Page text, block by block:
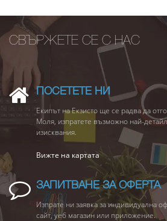
СВЪРЖЕТЕ СЕ С НАС
ПОСЕТЕТЕ НИ
Екипът на Екзисто ще се радва да
Моля, изпратете възможно най-
изисквания.
Вижте на картата
ЗАПИТВАНЕ ЗА ОФЕРТА
Изпрате ни заявка за индивидуална
сайт, уеб магазин или приложение.